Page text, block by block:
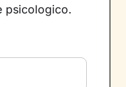
psicologico.